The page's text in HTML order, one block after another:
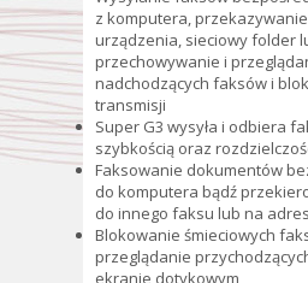
z komputera,
urządzenia, sieciowy folder
przechowywanie i
nadchodzących faksów i
transmisji
Super G3 wysyła i odbiera
szybkością oraz
Faksowanie dokumentów
do komputera bądź
do innego faksu lub na
Blokowanie śmieciowych
przeglądanie
ekranie dotykowym